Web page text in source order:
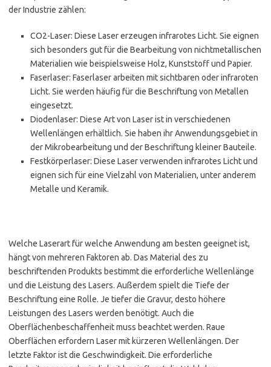
der Industrie zählen:
CO2-Laser: Diese Laser erzeugen infrarotes Licht. Sie eignen
sich besonders gut für die Bearbeitung von nichtmetallischen
Materialien wie beispielsweise Holz, Kunststoff und Papier.
Faserlaser: Faserlaser arbeiten mit sichtbaren oder infraroten
Licht. Sie werden häufig für die Beschriftung von Metallen
eingesetzt.
Diodenlaser: Diese Art von Laser ist in verschiedenen
Wellenlängen erhältlich. Sie haben ihr Anwendungsgebiet in
der Mikrobearbeitung und der Beschriftung kleiner Bauteile.
Festkörperlaser: Diese Laser verwenden infrarotes Licht und
eignen sich für eine Vielzahl von Materialien, unter anderem
Metalle und Keramik.
Welche Laserart für welche Anwendung am besten geeignet ist,
hängt von mehreren Faktoren ab. Das Material des zu
beschriftenden Produkts bestimmt die erforderliche Wellenlänge
und die Leistung des Lasers. Außerdem spielt die Tiefe der
Beschriftung eine Rolle. Je tiefer die Gravur, desto höhere
Leistungen des Lasers werden benötigt. Auch die
Oberflächenbeschaffenheit muss beachtet werden. Raue
Oberflächen erfordern Laser mit kürzeren Wellenlängen. Der
letzte Faktor ist die Geschwindigkeit. Die erforderliche